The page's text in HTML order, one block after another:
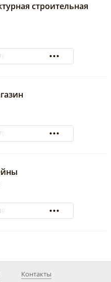
строительная
08-38
18-95
03-00
Контакты